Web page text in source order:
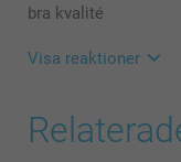
bra kvalité
Visa reaktioner
10:19